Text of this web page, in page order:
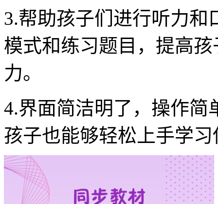
3.帮助孩子们进行听力
模式和练习题目，提高
力。
4.界面简洁明了，操作简
孩子也能够轻松上手学习